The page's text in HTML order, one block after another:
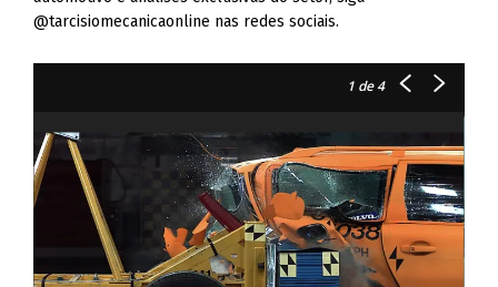
@tarcisiomecanicaonline nas redes sociais.
1de 4